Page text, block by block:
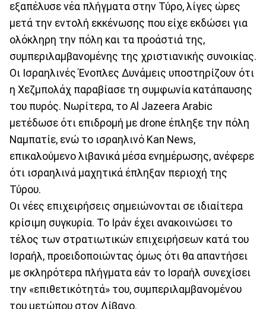
εξαπέλυσε νέα πλήγματα στην Τύρο, λίγες ώρες
μετά την εντολή εκκένωσης που είχε εκδώσει για
ολόκληρη την πόλη και τα προάστιά της,
συμπεριλαμβανομένης της χριστιανικής συνοικίας.
Οι Ισραηλινές Ένοπλες Δυνάμεις υποστηρίζουν ότι
η Χεζμπολάχ παραβίασε τη συμφωνία κατάπαυσης
του πυρός. Νωρίτερα, το Al Jazeera Arabic
μετέδωσε ότι επιδρομή με drone έπληξε την πόλη
Ναμπατίε, ενώ το ισραηλινό Kan News,
επικαλούμενο λιβανικά μέσα ενημέρωσης, ανέφερε
ότι ισραηλινά μαχητικά έπληξαν περιοχή της
Τύρου.
Οι νέες επιχειρήσεις σημειώνονται σε ιδιαίτερα
κρίσιμη συγκυρία. Το Ιράν έχει ανακοινώσει το
τέλος των στρατιωτικών επιχειρήσεων κατά του
Ισραήλ, προειδοποιώντας όμως ότι θα απαντήσει
με σκληρότερα πλήγματα εάν το Ισραήλ συνεχίσει
την «επιθετικότητά» του, συμπεριλαμβανομένου
του μετώπου στον Λίβανο.